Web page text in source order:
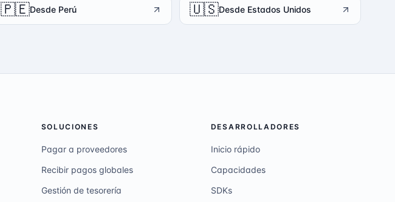
🇵🇪Desde Perú 🇺🇸Desde Estados Unidos
SOLUCIONES
Pagar a proveedores
Recibir pagos globales
Gestión de tesorería
DESARROLLADORES
Inicio rápido
Capacidades
SDKs